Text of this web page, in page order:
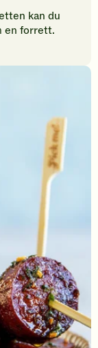
kan du
en forrett.